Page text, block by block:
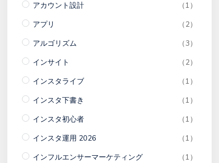
アカウント設計
（1）
アプリ
（2）
アルゴリズム
（3）
インサイト
（2）
インスタライブ
（1）
インスタ下書き
（1）
インスタ初心者
（1）
インスタ運用 2026
（1）
インフルエンサーマーケティング
（1）